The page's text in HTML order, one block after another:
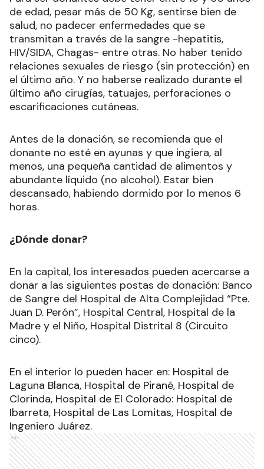
Para ser donantes debe tener entre 18 y 65 años
de edad, pesar más de 50 Kg, sentirse bien de
salud, no padecer enfermedades que se
transmitan a través de la sangre -hepatitis,
HIV/SIDA, Chagas- entre otras. No haber tenido
relaciones sexuales de riesgo (sin protección) en
el último año. Y no haberse realizado durante el
último año cirugías, tatuajes, perforaciones o
Antes de la donación, se recomienda que el
donante no esté en ayunas y que ingiera, al
menos, una pequeña cantidad de alimentos y
abundante líquido (no alcohol). Estar bien
descansado, habiendo dormido por lo menos 6
¿Dónde donar?
En la capital, los interesados pueden acercarse a
donar a las siguientes postas de donación: Banco
de Sangre del Hospital de Alta Complejidad “Pte.
Juan D. Perón”, Hospital Central, Hospital de la
Madre y el Niño, Hospital Distrital 8 (Circuito
cinco).
En el interior lo pueden hacer en: Hospital de
Laguna Blanca, Hospital de Pirané, Hospital de
Clorinda, Hospital de El Colorado: Hospital de
Ibarreta, Hospital de Las Lomitas, Hospital de
Ingeniero Juárez.
Ads